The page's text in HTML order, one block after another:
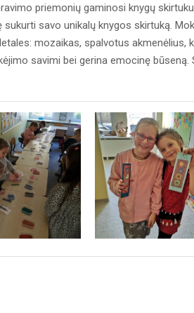
priemonių gaminosi knygų
savo unikalų knygos skirtuką.
mozaikas, spalvotus akmenėlius,
savimi bei gerina emocinę